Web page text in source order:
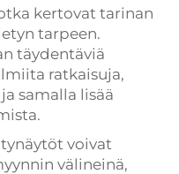
kertovat tarinan
tarpeen.
täydentäviä
ratkaisuja,
samalla lisää
voivat
välineinä,